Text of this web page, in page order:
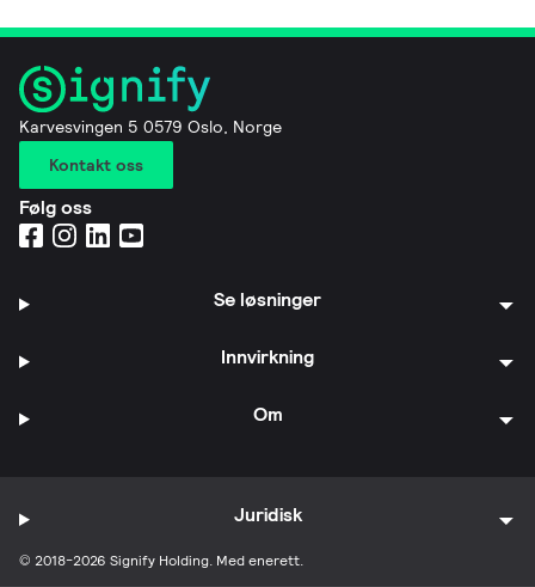
Karvesvingen 5 0579 Oslo, Norge
Kontakt oss
Følg oss
Se løsninger
Innvirkning
Om
© 2018-2026 Signify Holding. Med enerett.
Juridisk